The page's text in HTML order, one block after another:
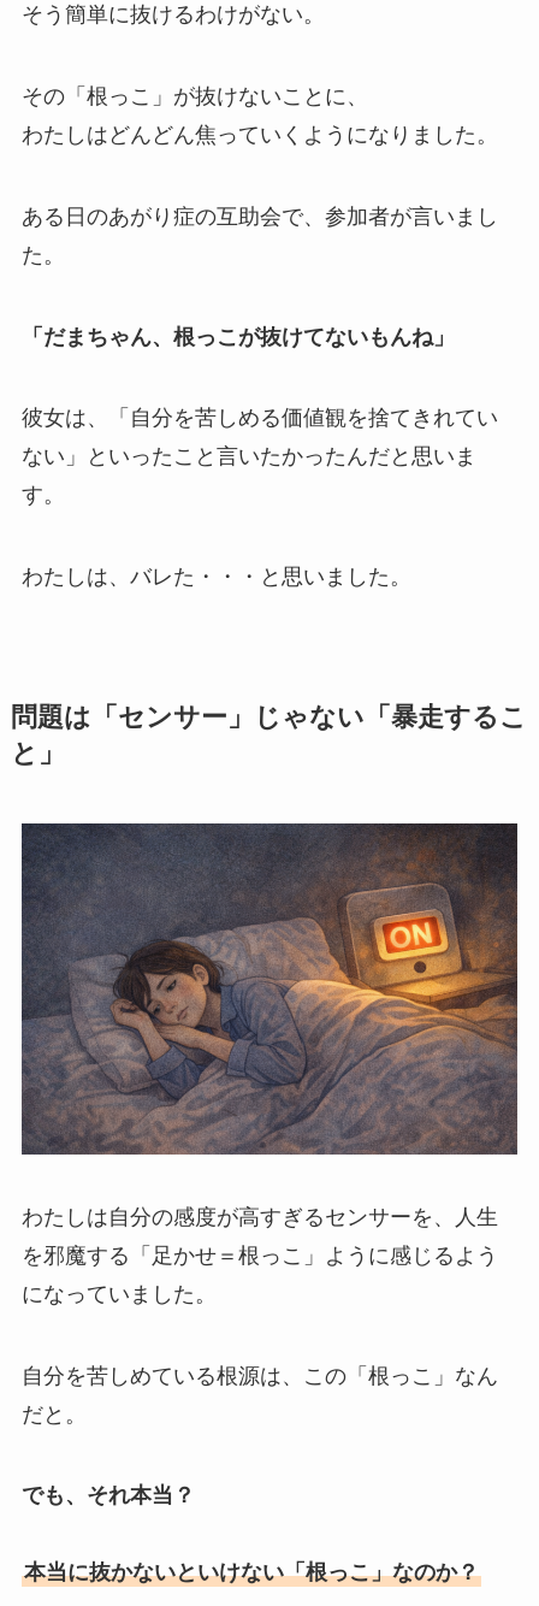
そう簡単に抜けるわけがない。
その「根っこ」が抜けないことに、
わたしはどんどん焦っていくようになりました。
ある日のあがり症の互助会で、参加者が言いまし
た。
「だまちゃん、根っこが抜けてないもんね」
彼女は、「自分を苦しめる価値観を捨てきれてい
ない」といったこと言いたかったんだと思いま
す。
わたしは、バレた・・・と思いました。
問題は「センサー」じゃない「暴走するこ
と」
わたしは自分の感度が高すぎるセンサーを、人生
を邪魔する「足かせ＝根っこ」ように感じるよう
になっていました。
自分を苦しめている根源は、この「根っこ」なん
だと。
でも、それ本当？
本当に抜かないといけない「根っこ」なのか？